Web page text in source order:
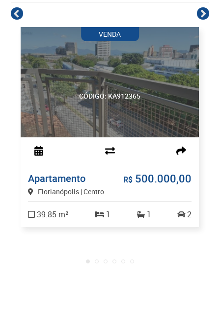
CÓDIGO: KA912365
VENDA
Apartamento
Florianópolis | Centro
R$ 500.000,00
39.85 m² 1 1 2